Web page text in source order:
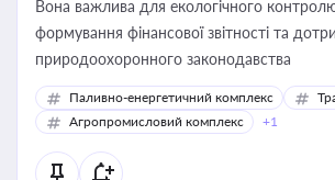
Вона важлива для екологічного контролю
формування фінансової звітності та
природоохоронного законодавства
Паливно-енергетичний комплекс
Агропромисловий комплекс
+1